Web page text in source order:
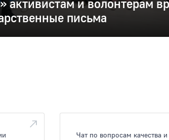
активистам и волонтерам
письма
Чат по вопросам качества